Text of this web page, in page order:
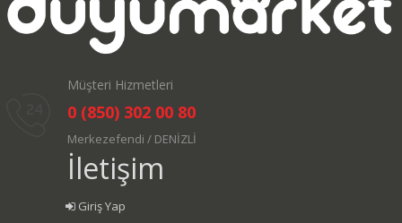
Müşteri Hizmetleri
0 (850) 302 00 80
Merkezefendi / DENİZLİ
İletişim
Giriş Yap